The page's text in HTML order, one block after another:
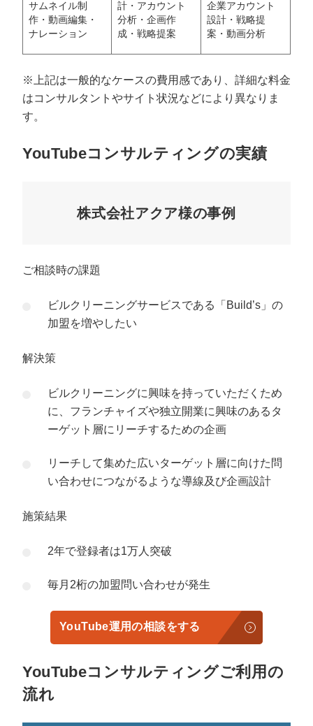
サムネイル制
作・動画編集・
ナレーション
計・アカウント
分析・企画作
成・戦略提案
企業アカウント
設計・戦略提
案・動画分析
※上記は一般的なケースの費用感であり、詳細な料金
はコンサルタントやサイト状況などにより異なりま
す。
YouTubeコンサルティングの実績
株式会社アクア様の事例
ご相談時の課題
ビルクリーニングサービスである「Build’s」の
加盟を増やしたい
解決策
ビルクリーニングに興味を持っていただくため
に、フランチャイズや独立開業に興味のあるタ
ーゲット層にリーチするための企画
リーチして集めた広いターゲット層に向けた問
い合わせにつながるような導線及び企画設計
施策結果
2年で登録者は1万人突破
毎月2桁の加盟問い合わせが発生
YouTube運用の相談をする
YouTubeコンサルティングご利用の
流れ